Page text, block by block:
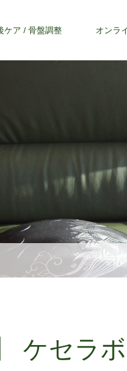
ケア / 骨盤調整 オンラ
】 ケセラ